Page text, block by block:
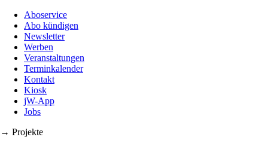
Aboservice
Abo kündigen
Newsletter
Werben
Veranstaltungen
Terminkalender
Kontakt
Kiosk
jW-App
Jobs
→ Projekte